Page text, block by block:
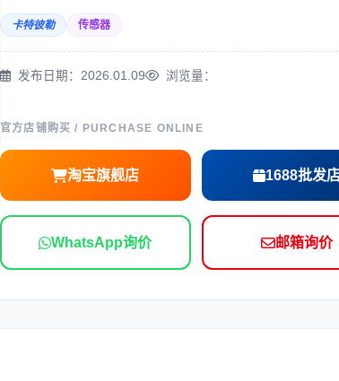
依维柯
卡特彼勒 传感器
发布日期：2026.01.09 浏览量：
官方店铺购买 / PURCHASE ONLINE
淘宝旗舰店 1688批发
WhatsApp询价 邮箱询价